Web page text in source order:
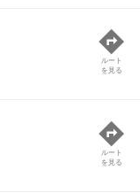
ルート
を見る
ルート
を見る